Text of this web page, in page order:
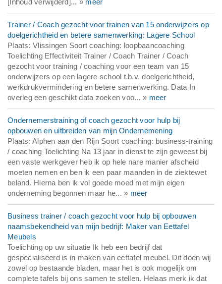
[Inhoud verwijderd]... » meer
Trainer / Coach gezocht voor trainen van 15 onderwijzers op
doelgerichtheid en betere samenwerking: Lagere School
Plaats: Vlissingen Soort coaching: loopbaancoaching
Toelichting Effectiviteit Trainer / Coach Trainer / Coach
gezocht voor training / coaching voor een team van 15
onderwijzers op een lagere school t.b.v. doelgerichtheid,
werkdrukvermindering en betere samenwerking. Data In
overleg een geschikt data zoeken voo... » meer
Ondernemerstraining of coach gezocht voor hulp bij
opbouwen en uitbreiden van mijn Ondernemening
Plaats: Alphen aan den Rijn Soort coaching: business-training
/ coaching Toelichting Na 13 jaar in dienst te zijn geweest bij
een vaste werkgever heb ik op hele nare manier afscheid
moeten nemen en ben ik een paar maanden in de ziektewet
beland. Hierna ben ik vol goede moed met mijn eigen
onderneming begonnen maar he... » meer
Business trainer / coach gezocht voor hulp bij opbouwen
naamsbekendheid van mijn bedrijf: Maker van Eettafel
Meubels
Toelichting op uw situatie Ik heb een bedrijf dat
gespecialiseerd is in maken van eettafel meubel. Dit doen wij
zowel op bestaande bladen, maar het is ook mogelijk om
complete tafels bij ons samen te stellen. Helaas merk ik dat